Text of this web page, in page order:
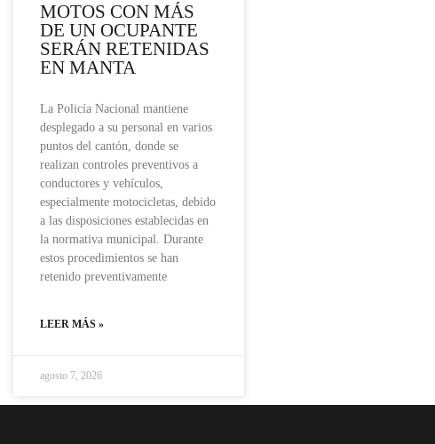
MOTOS CON MÁS
DE UN OCUPANTE
SERÁN RETENIDAS
EN MANTA
La Policía Nacional mantiene
desplegado a su personal en varios
puntos del cantón, donde se
realizan controles preventivos a
conductores y vehículos,
especialmente motocicletas, debido
a las disposiciones establecidas en
la normativa municipal. Durante
estos procedimientos se han
retenido preventivamente
LEER MÁS »
agosto 7, 2026